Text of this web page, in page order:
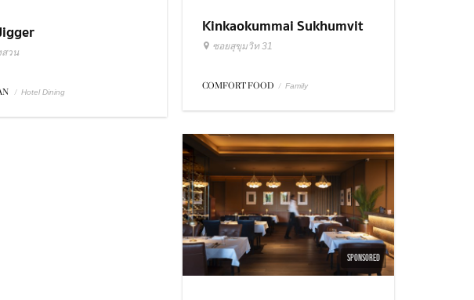
สวน
/ Hotel Dining
Kinkaokummai Sukhumvit
31ซอยสุขุมวิท 31
COMFORT FOOD / Family
SPONSORED